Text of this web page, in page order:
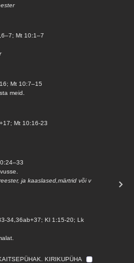
Mt 10:1–7
Mt 10:7–15
meid.
Mt 10:16-23
ja kaaslased,märtrid või v
34,36ab+37; Kl 1:15-20; Lk
KIRIKUPÜHA